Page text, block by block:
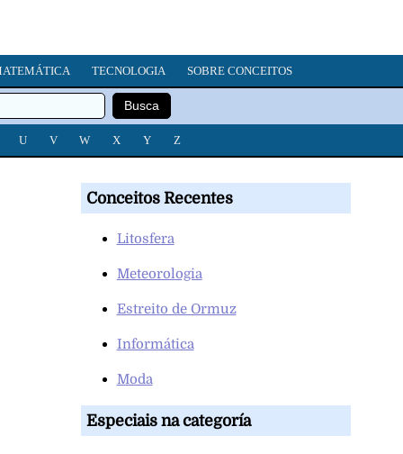
TECNOLOGIA SOBRE CONCEITOS
U V W X Y Z
Conceitos Recentes
Litosfera
Meteorologia
Estreito de Ormuz
Informática
Moda
Especiais na categoría